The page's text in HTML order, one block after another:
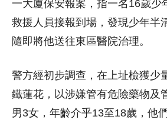
一大廈保安報案，指一名16歲少
救援人員接報到場，發現少年半
隨即將他送往東區醫院治理。
警方經初步調查，在上址檢獲少
鐵蓮花，以涉嫌管有危險藥物及
男3女，年齡介乎13至18歲，他